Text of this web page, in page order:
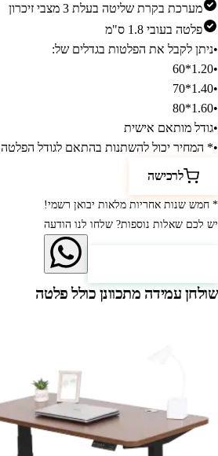
מערכת בקרת שליטה בעלת 3 מצבי זיכרון
פלטה בעובי 1.8 ס"מ
•ניתן לקבל את הפלטות בגדלים של:
•
1.20*60
•
1.40*70
•
1.60*80
•גודל מותאם אישית
•* המחיר יכול להשתנות בהתאם לגודל הפלטה
לרכישה
* חמש שנות אחריות מלאות יבואן רשמי!
יש לכם שאלות נוספות? שלחו לנו הודעה
שולחן עמידה מתכוונן כולל פלטה